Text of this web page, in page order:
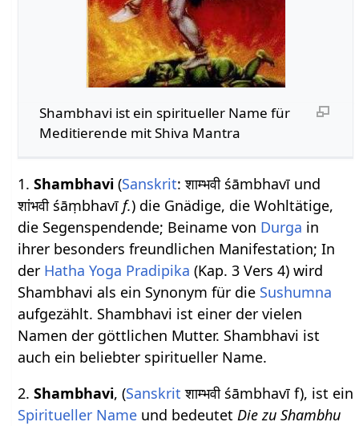
Shambhavi ist ein spiritueller Name für
Meditierende mit Shiva Mantra
1.Shambhavi (Sanskrit: शाम्भवी śāmbhavī und
शांभवी śāṃbhavīf.) die Gnädige, die Wohltätige,
die Segenspendende; Beiname von Durga in
ihrer besonders freundlichen Manifestation; In
der Hatha Yoga Pradipika (Kap. 3 Vers 4) wird
Shambhavi als ein Synonym für die Sushumna
aufgezählt. Shambhavi ist einer der vielen
Namen der göttlichen Mutter. Shambhavi ist
auch ein beliebter spiritueller Name.
2.Shambhavi, (Sanskrit शाम्भवी śāmbhavī f), ist ein
Spiritueller Name und bedeutetDie zu Shambhu